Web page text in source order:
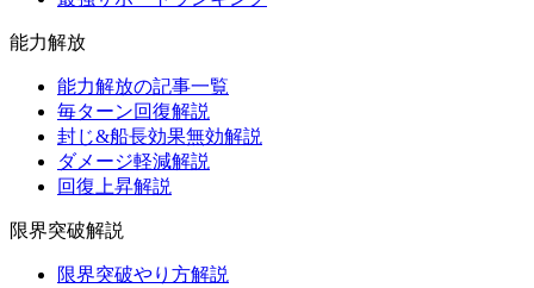
能力解放
能力解放の記事一覧
毎ターン回復解説
封じ&船長効果無効解説
ダメージ軽減解説
回復上昇解説
限界突破解説
限界突破やり方解説